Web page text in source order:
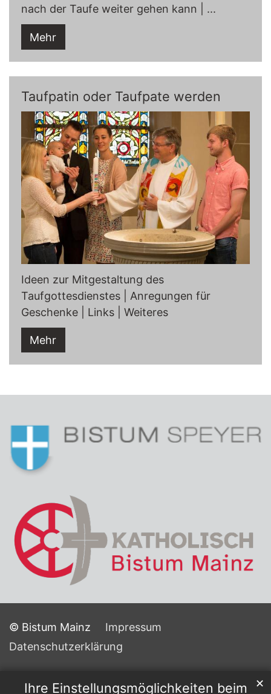
Ihre Einstellungsmöglichkeiten beim ✕
nach der Taufe weiter gehen kann | ...
Mehr
Taufpatin oder Taufpate werden
Ideen zur Mitgestaltung des
Taufgottesdienstes | Anregungen für
Geschenke | Links | Weiteres
Mehr
© Bistum Mainz
Impressum
Datenschutzerklärung